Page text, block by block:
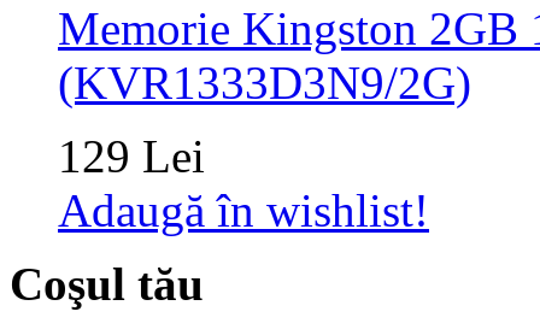
Memorie Kingston 2GB
(KVR1333D3N9/2G)
129 Lei
Adaugă în wishlist!
Coşul tău